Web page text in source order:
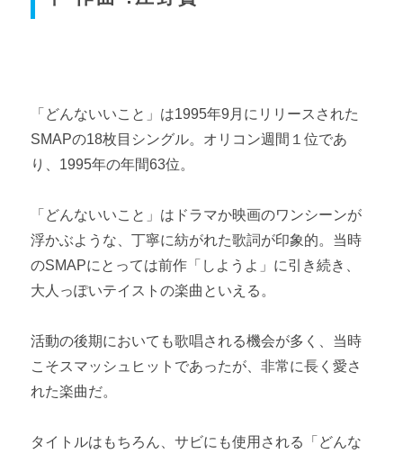
「どんないいこと」は1995年9月にリリースされた
SMAPの18枚目シングル。オリコン週間１位であ
り、1995年の年間63位。
「どんないいこと」はドラマか映画のワンシーンが
浮かぶような、丁寧に紡がれた歌詞が印象的。当時
のSMAPにとっては前作「しようよ」に引き続き、
大人っぽいテイストの楽曲といえる。
活動の後期においても歌唱される機会が多く、当時
こそスマッシュヒットであったが、非常に長く愛さ
れた楽曲だ。
タイトルはもちろん、サビにも使用される「どんな